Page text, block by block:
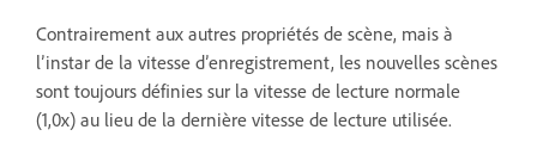
Contrairement aux autres propriétés de scène, mais à
l’instar de la vitesse d’enregistrement, les nouvelles scènes
sont toujours définies sur la vitesse de lecture normale
(1,0x) au lieu de la dernière vitesse de lecture utilisée.